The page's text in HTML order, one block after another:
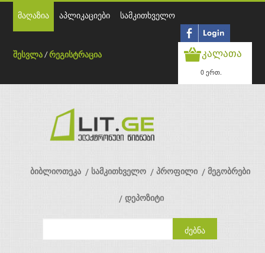
მაღაზია აპლიკაციები სამკითხველო
შესვლა /რეგისტრაცია კალათა
0 ერთ.
ბიბლიოთეკა სამკითხველო პროფილი მეგობრები
დეპოზიტი